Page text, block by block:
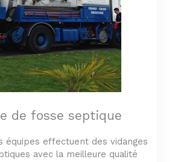
de fosse septique
équipes effectuent des vidanges
avec la meilleure qualité